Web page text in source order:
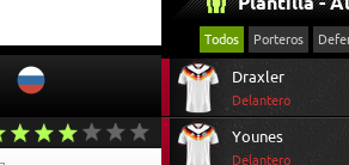
Todos Porteros
Draxler
Delantero
Younes
Delantero